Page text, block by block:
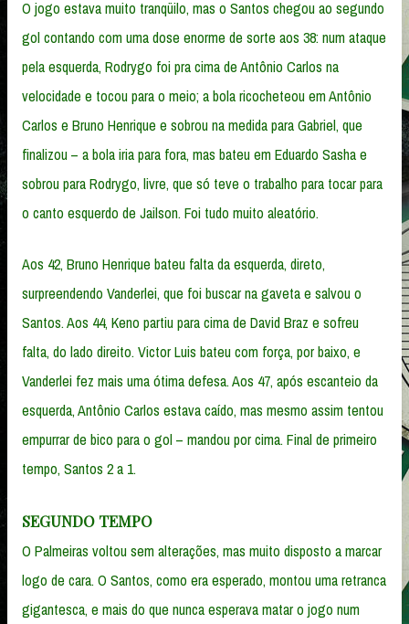
O jogo estava muito tranqüilo, mas o Santos chegou ao segundo
gol contando com uma dose enorme de sorte aos 38: num ataque
pela esquerda, Rodrygo foi pra cima de Antônio Carlos na
velocidade e tocou para o meio; a bola ricocheteou em Antônio
Carlos e Bruno Henrique e sobrou na medida para Gabriel, que
finalizou – a bola iria para fora, mas bateu em Eduardo Sasha e
sobrou para Rodrygo, livre, que só teve o trabalho para tocar para
o canto esquerdo de Jailson. Foi tudo muito aleatório.
Aos 42, Bruno Henrique bateu falta da esquerda, direto,
surpreendendo Vanderlei, que foi buscar na gaveta e salvou o
Santos. Aos 44, Keno partiu para cima de David Braz e sofreu
falta, do lado direito. Victor Luis bateu com força, por baixo, e
Vanderlei fez mais uma ótima defesa. Aos 47, após escanteio da
esquerda, Antônio Carlos estava caído, mas mesmo assim tentou
empurrar de bico para o gol – mandou por cima. Final de primeiro
tempo, Santos 2 a 1.
SEGUNDO TEMPO
O Palmeiras voltou sem alterações, mas muito disposto a marcar
logo de cara. O Santos, como era esperado, montou uma retranca
gigantesca, e mais do que nunca esperava matar o jogo num